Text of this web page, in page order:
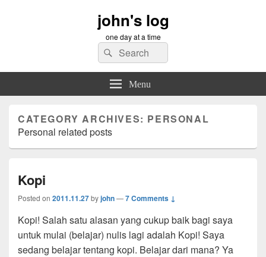
john's log
one day at a time
Search
for:
Search
Menu
CATEGORY ARCHIVES: PERSONAL
Personal related posts
Kopi
Posted on 2011.11.27byjohn—7 Comments ↓
Kopi! Salah satu alasan yang cukup baik bagi saya
untuk mulai (belajar) nulis lagi adalah Kopi! Saya
sedang belajar tentang kopi. Belajar dari mana? Ya